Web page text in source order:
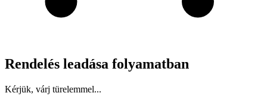
Rendelés leadása folyamatban
Kérjük, várj türelemmel...